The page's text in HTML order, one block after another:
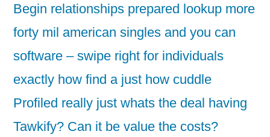
Begin relationships prepared lookup more
forty mil american singles and you can
software – swipe right for individuals
exactly how find a just how cuddle
Profiled really just whats the deal having
Tawkify? Can it be value the costs?